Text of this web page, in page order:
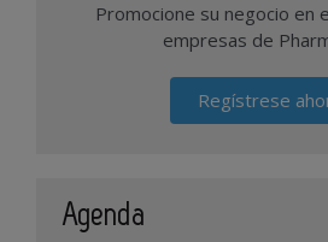
Promocione su negocio en
empresas de
Regístrese
Agenda